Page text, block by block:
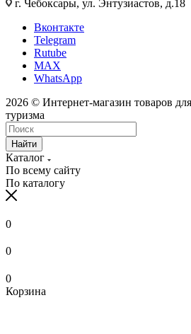
г. Чебоксары, ул. Энтузиастов, д.18
Вконтакте
Telegram
Rutube
MAX
WhatsApp
2026 © Интернет-магазин товаров
туризма
Найти
Каталог
По всему сайту
По каталогу
0
0
0
Корзина